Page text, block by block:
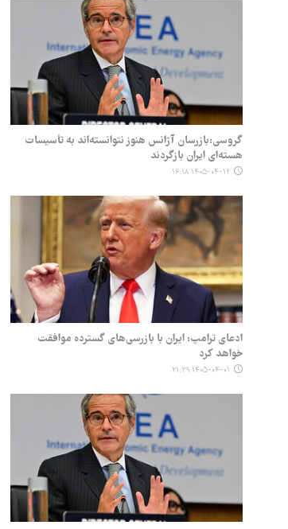
گروسی:بازرسان ‌آژانس هنوز نتوانسته‌اند به تأسیسات
هسته‌ای ایران بازگردند
۱۴۰۵-۰۴-۱۲ ۱۶:۱۸
ادعای ترامپ: ایران با بازرسی‌های گسترده موافقت
خواهد کرد
۱۴۰۵-۰۴-۰۱ ۲۱:۳۹